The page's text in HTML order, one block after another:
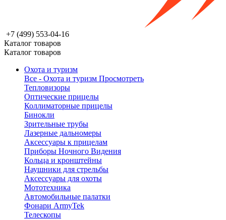
+7 (499) 553-04-16
Каталог товаров
Каталог товаров
Охота и туризм
Все - Охота и туризм Просмотреть
Тепловизоры
Оптические прицелы
Коллиматорные прицелы
Бинокли
Зрительные трубы
Лазерные дальномеры
Аксессуары к прицелам
Приборы Ночного Видения
Кольца и кронштейны
Наушники для стрельбы
Аксессуары для охоты
Мототехника
Автомобильные палатки
Фонари ArmyTek
Телескопы